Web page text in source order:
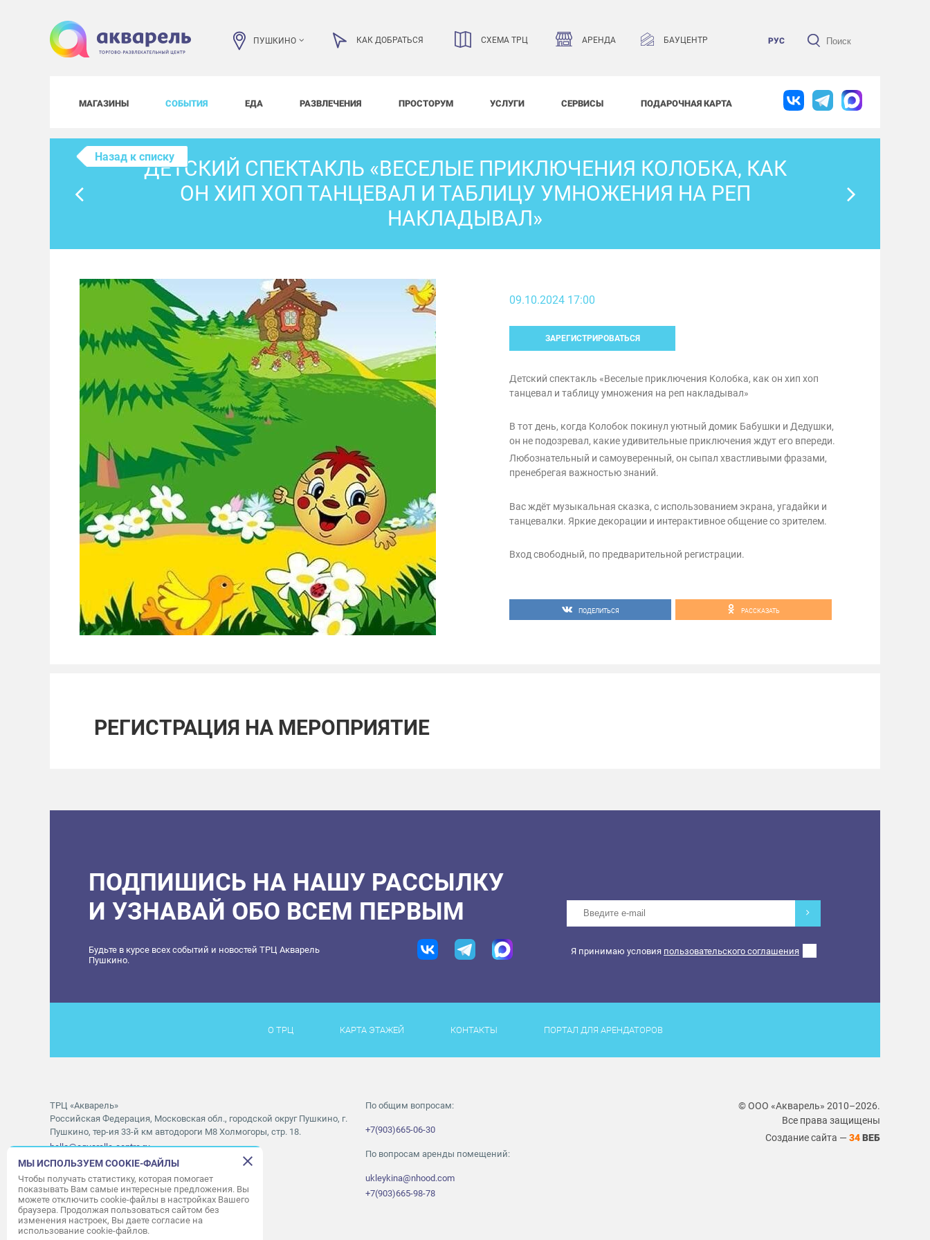
ПУШКИНО КАК ДОБРАТЬСЯ СХЕМА ТРЦ АРЕНДА БАУЦЕНТР РУС
МАГАЗИНЫ СОБЫТИЯ ЕДА РАЗВЛЕЧЕНИЯ ПРОСТОРУМ УСЛУГИ СЕРВИСЫ ПОДАРОЧНАЯ КАРТА
Назад к спискуДЕТСКИЙ СПЕКТАКЛЬ «ВЕСЕЛЫЕ ПРИКЛЮЧЕНИЯ КОЛОБКА, КАК
ОН ХИП ХОП ТАНЦЕВАЛ И ТАБЛИЦУ УМНОЖЕНИЯ НА РЕП
НАКЛАДЫВАЛ»
09.10.2024 17:00
ЗАРЕГИСТРИРОВАТЬСЯ
Детский спектакль «Веселые приключения Колобка, как он хип хоп
танцевал и таблицу умножения на реп накладывал»
В тот день, когда Колобок покинул уютный домик Бабушки и Дедушки,
он не подозревал, какие удивительные приключения ждут его впереди.
Любознательный и самоуверенный, он сыпал хвастливыми фразами,
пренебрегая важностью знаний.
Вас ждёт музыкальная сказка, с использованием экрана, угадайки и
танцевалки. Яркие декорации и интерактивное общение со зрителем.
Вход свободный, по предварительной регистрации.
ПОДЕЛИТЬСЯ РАССКАЗАТЬ
РЕГИСТРАЦИЯ НА МЕРОПРИЯТИЕ
ПОДПИШИСЬ НА НАШУ РАССЫЛКУ
И УЗНАВАЙ ОБО ВСЕМ ПЕРВЫМ
Будьте в курсе всех событий и новостей ТРЦ Акварель
Пушкино.
Я принимаю условия пользовательского соглашения
О ТРЦ КАРТА ЭТАЖЕЙ КОНТАКТЫ ПОРТАЛ ДЛЯ АРЕНДАТОРОВ
ТРЦ «Акварель»
Российская Федерация, Московская обл., городской округ Пушкино, г.
Пушкино, тер-ия 33-й км автодороги М8 Холмогоры, стр. 18.
hello@aquarelle-centre.ru
Часы работы ТРЦ:с 10:00 до 22:00
Часы работы АШАН:с 07:30 до 23:00
Часы работы Мори Синема:с 10:00 до 01:00
По общим вопросам:
+7(903)665-06-30
По вопросам аренды помещений:
ukleykina@nhood.com
+7(903)665-98-78
© ООО «Акварель» 2010–2026.
Все права защищены
Создание сайта — 34ВЕБ
МЫ ИСПОЛЬЗУЕМ COOKIE-ФАЙЛЫ
Чтобы получать статистику, которая помогает
показывать Вам самые интересные предложения. Вы
можете отключить cookie-файлы в настройках Вашего
браузера. Продолжая пользоваться сайтом без
изменения настроек, Вы даете согласие на
использование cookie-файлов.